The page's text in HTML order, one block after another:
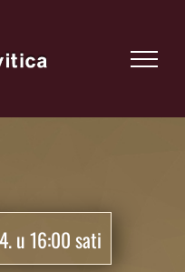
u 16:00 sati